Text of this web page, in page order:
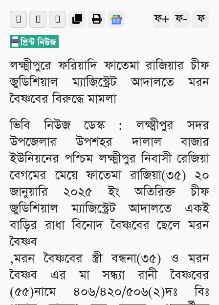
ফ+ ফ- ফ
লক্ষ্মীপুরে ফরিয়াদি ফাতেমা রাজিয়ার চীফ
জুডিশিয়াল ম্যাজিস্ট্রেট আদালতে মরন
বৈষ্ণবের বিরুদ্ধে মামলা
ভিবি নিউজ ডেস্ক : লক্ষ্মীপুর সদর
উপজেলার উপশহর দালাল বাজার
ইউনিয়নের পশ্চিম লক্ষ্মীপুর নিবাসী রেজিয়া
বেগমের মেয়ে ফাতেমা রাজিয়া(৩৫) ২০
জানুয়ারি ২০২৫ ইং অতিরিক্ত চীফ
জুডিশিয়াল ম্যাজিস্ট্রেট আদালতে একই
বাড়ির রাধা বিনোদ বৈষ্ণবের ছেলে মরন
বৈষ্ণব
,মরন বৈষ্ণবের স্ত্রী বন্ধনা(৩৫) ও মরন
বৈষ্ণব এর মা সন্ধ্যা রানী বৈষ্ণবের
(৫৫)নামে ৪০৬/৪২০/৫০৬(২)দঃ বিঃ